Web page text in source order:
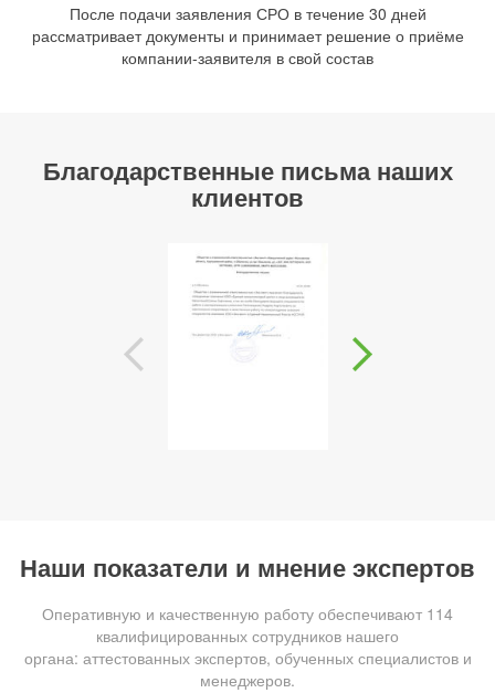
После подачи заявления СРО в течение 30 дней
рассматривает документы и принимает решение о приёме
компании-заявителя в свой состав
Благодарственные письма наших
клиентов
Наши показатели и мнение экспертов
Оперативную и качественную работу обеспечивают 114
квалифицированных сотрудников нашего
органа: аттестованных экспертов, обученных специалистов и
менеджеров.